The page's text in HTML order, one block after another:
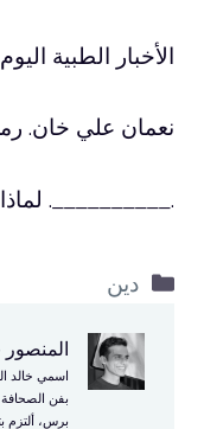
الأخبار الطبية
نعمان علي خان.
.__________.
التصنيفات
دين
المنصور
اسمي خالد
بفن
برس، ألتزم